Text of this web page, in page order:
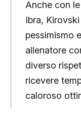
Anche con
Ibra,
pessimismo
allenatore
diverso
ricevere
caloroso